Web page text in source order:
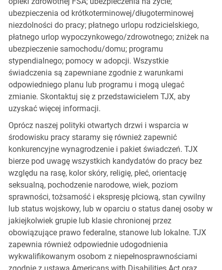
ubezpieczenia od krótkoterminowej/długoterminowej
niezdolności do pracy; płatnego urlopu rodzicielskiego,
płatnego urlop wypoczynkowego/zdrowotnego; zniżek na
ubezpieczenie samochodu/domu; programu
stypendialnego; pomocy w adopcji. Wszystkie
świadczenia są zapewniane zgodnie z warunkami
odpowiedniego planu lub programu i mogą ulegać
zmianie. Skontaktuj się z przedstawicielem TJX, aby
uzyskać więcej informacji.
Oprócz naszej polityki otwartych drzwi i wsparcia w
środowisku pracy staramy się również zapewnić
konkurencyjne wynagrodzenie i pakiet świadczeń. TJX
bierze pod uwagę wszystkich kandydatów do pracy bez
względu na rasę, kolor skóry, religię, płeć, orientację
seksualną, pochodzenie narodowe, wiek, poziom
sprawności, tożsamość i ekspresję płciową, stan cywilny
lub status wojskowy, lub w oparciu o status danej osoby w
jakiejkolwiek grupie lub klasie chronionej przez
obowiązujące prawo federalne, stanowe lub lokalne. TJX
zapewnia również odpowiednie udogodnienia
wykwalifikowanym osobom z niepełnosprawnościami
zgodnie z ustawą Americans with Disabilities Act oraz